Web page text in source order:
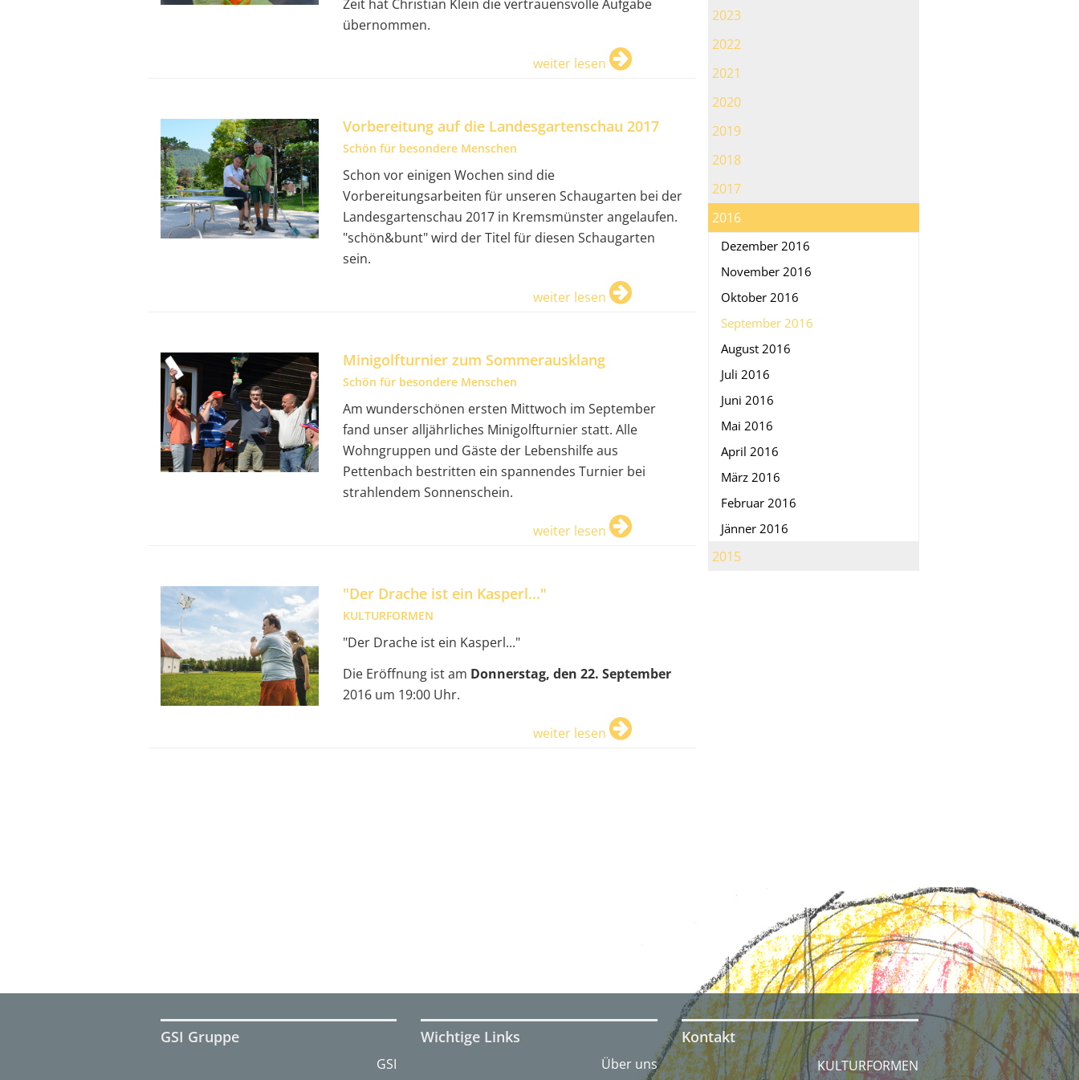
2023
2022
2021
2020
2019
2018
2017
2016
Dezember 2016
November 2016
Oktober 2016
September 2016
August 2016
Juli 2016
Juni 2016
Mai 2016
April 2016
März 2016
Februar 2016
Jänner 2016
2015
Zeit hat Christian Klein die vertrauensvolle Aufgabe
übernommen.
weiter lesen
Vorbereitung auf die Landesgartenschau 2017
Schön für besondere Menschen
Schon vor einigen Wochen sind die
Vorbereitungsarbeiten für unseren Schaugarten bei der
Landesgartenschau 2017 in Kremsmünster angelaufen.
"schön&bunt" wird der Titel für diesen Schaugarten
sein.
weiter lesen
Minigolfturnier zum Sommerausklang
Schön für besondere Menschen
Am wunderschönen ersten Mittwoch im September
fand unser alljährliches Minigolfturnier statt. Alle
Wohngruppen und Gäste der Lebenshilfe aus
Pettenbach bestritten ein spannendes Turnier bei
strahlendem Sonnenschein.
weiter lesen
"Der Drache ist ein Kasperl..."
KULTURFORMEN
"Der Drache ist ein Kasperl..."
Die Eröffnung ist am Donnerstag, den 22. September
2016 um 19:00 Uhr.
weiter lesen
GSI Gruppe
GSI
Wichtige Links
Über uns
Kontakt
KULTURFORMEN